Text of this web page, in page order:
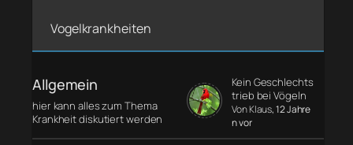
Vogelkrankheiten
Allgemein
hier kann alles zum Thema
Krankheit diskutiert werden
Kein Geschlechts
trieb bei Vögeln
Von Klaus, 12 Jahre
n vor